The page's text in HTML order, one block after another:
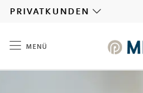
privatkunden
menü